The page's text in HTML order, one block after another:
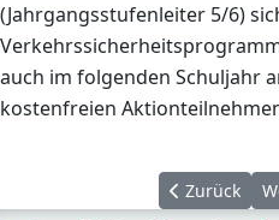
(Jahrgangsstufenleiter 5/6)
auch im folgenden Schuljahr
kostenfreien
Vorheriger
Zurück